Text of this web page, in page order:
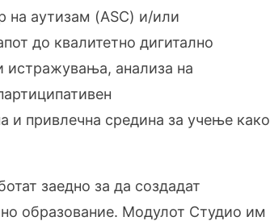
на аутизам (ASC) и/или
до квалитетно дигитално
истражувања, анализа на
и привлечна средина за учење како
заедно за да создадат
образование. Модулот Студио им